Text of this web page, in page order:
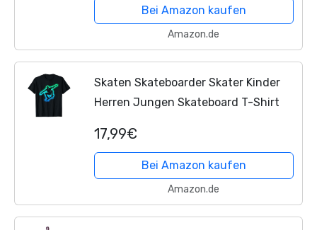
Geburtstagsgeschenk
Bei Amazon kaufen
Amazon.de
Skaten Skateboarder Skater Kinder
Herren Jungen Skateboard T-Shirt
17,99€
Bei Amazon kaufen
Amazon.de